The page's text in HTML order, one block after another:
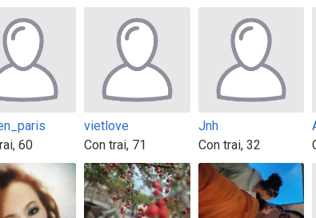
60
vietlove
Con trai, 71
Jnh
Con trai, 32